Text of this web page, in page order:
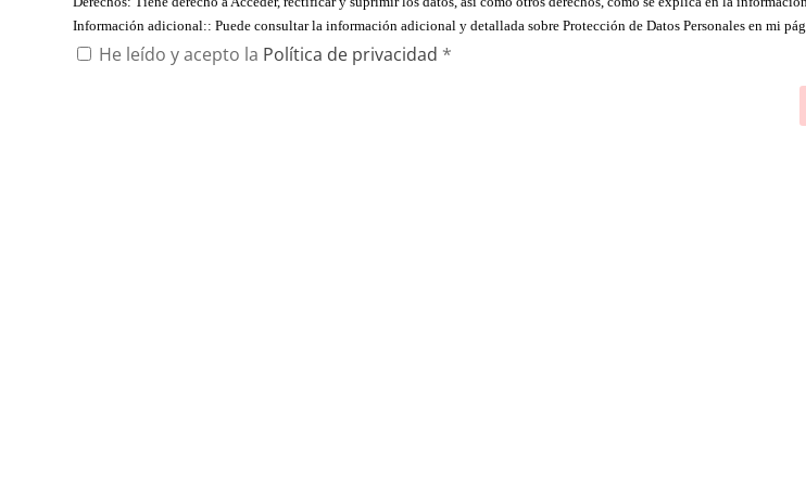
Información adicional:: Puede consultar la información adicional y detallada sobre Protección de Datos Personales en mi
He leído y acepto la Política de privacidad *